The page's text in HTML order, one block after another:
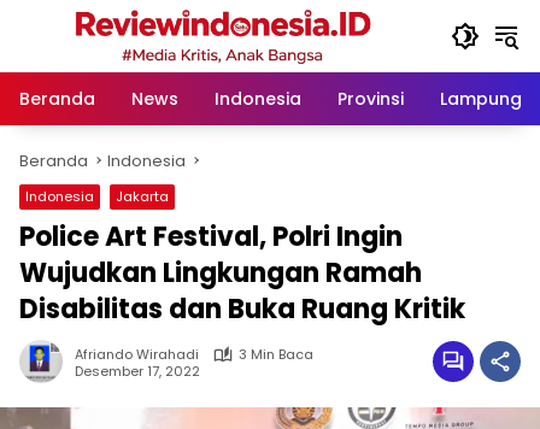
Langsung
Beranda
News Indonesia Provinsi Lampung
Beranda Indonesia
Indonesia Jakarta
Police Art Festival, Polri Ingin
Wujudkan Lingkungan Ramah
Disabilitas dan Buka Ruang Kritik
Afriando Wirahadi
3 Min Baca
Desember 17, 2022